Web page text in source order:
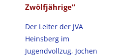
Zwölfjährige“
Der Leiter der JVA
Heinsberg im
Jugendvollzug, Jochen